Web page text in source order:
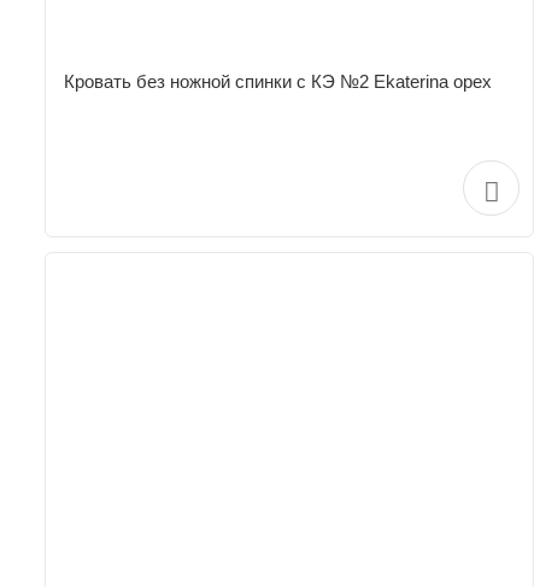
Кровать без ножной спинки с КЭ №2 Ekaterina орех